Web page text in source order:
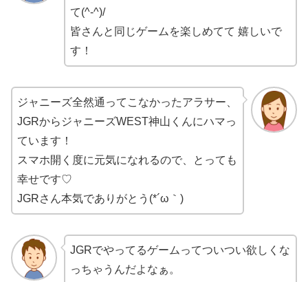
て(^-^)/
皆さんと同じゲームを楽しめてて 嬉しいで
す！
ジャニーズ全然通ってこなかったアラサー、
JGRからジャニーズWEST神山くんにハマっ
ています！
スマホ開く度に元気になれるので、とっても
幸せです♡
JGRさん本気でありがとう(*´ω｀)
JGRでやってるゲームってついつい欲しくな
っちゃうんだよなぁ。